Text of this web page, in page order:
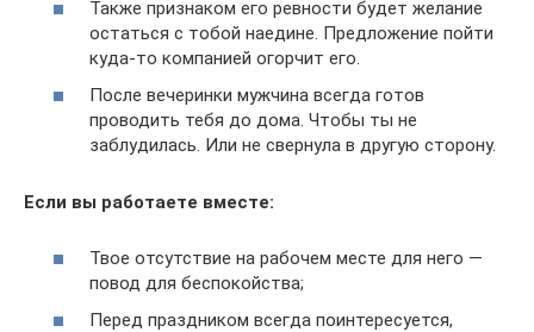
Также признаком его ревности будет желание
остаться с тобой наедине. Предложение пойти
куда-то компанией огорчит его.
После вечеринки мужчина всегда готов
проводить тебя до дома. Чтобы ты не
заблудилась. Или не свернула в другую сторону.
Если вы работаете вместе:
Твое отсутствие на рабочем месте для него —
повод для беспокойства;
Перед праздником всегда поинтересуется,